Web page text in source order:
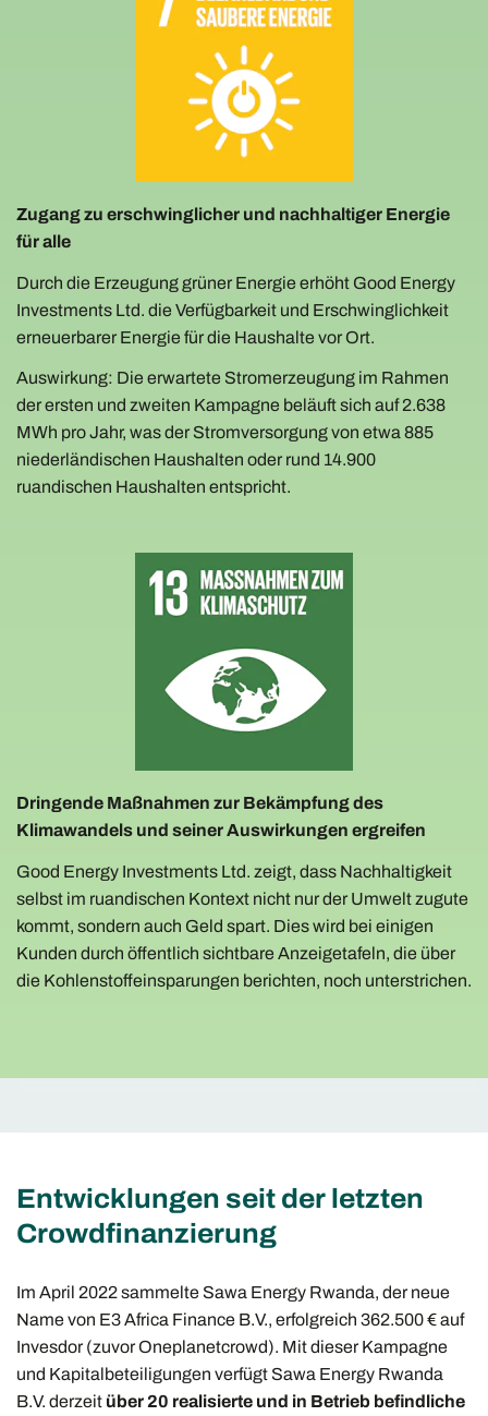
Zugang zu erschwinglicher und nachhaltiger Energie
für alle
Durch die Erzeugung grüner Energie erhöht Good Energy
Investments Ltd. die Verfügbarkeit und Erschwinglichkeit
erneuerbarer Energie für die Haushalte vor Ort.
Auswirkung: Die erwartete Stromerzeugung im Rahmen
der ersten und zweiten Kampagne beläuft sich auf 2.638
MWh pro Jahr, was der Stromversorgung von etwa 885
niederländischen Haushalten oder rund 14.900
ruandischen Haushalten entspricht.
Dringende Maßnahmen zur Bekämpfung des
Klimawandels und seiner Auswirkungen ergreifen
Good Energy Investments Ltd. zeigt, dass Nachhaltigkeit
selbst im ruandischen Kontext nicht nur der Umwelt zugute
kommt, sondern auch Geld spart. Dies wird bei einigen
Kunden durch öffentlich sichtbare Anzeigetafeln, die über
die Kohlenstoffeinsparungen berichten, noch unterstrichen.
Entwicklungen seit der letzten
Crowd­finanzierung
Im April 2022 sammelte Sawa Energy Rwanda, der neue
Name von E3 Africa Finance B.V., erfolgreich 362.500 € auf
Invesdor (zuvor Oneplanetcrowd). Mit dieser Kampagne
und Kapitalbeteiligungen verfügt Sawa Energy Rwanda
B.V. derzeit über 20 realisierte und in Betrieb befindliche